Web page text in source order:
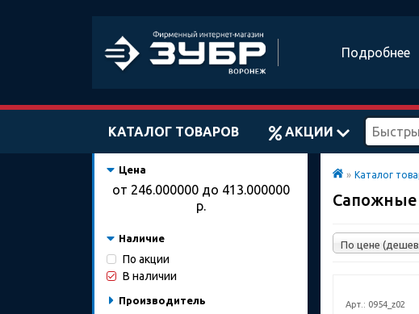
Подробнее
КАТАЛОГ ТОВАРОВ АКЦИИ
Цена
от 246.000000 до 413.000000
р.
Наличие
По акции
В наличии
Производитель
» Каталог
Арт.: 0954_z02